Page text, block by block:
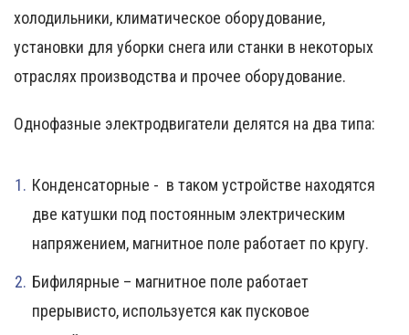
холодильники, климатическое оборудование,
установки для уборки снега или станки в некоторых
отраслях производства и прочее оборудование.
Однофазные электродвигатели делятся на два типа:
Конденсаторные - в таком устройстве находятся
две катушки под постоянным электрическим
напряжением, магнитное поле работает по кругу.
Бифилярные – магнитное поле работает
прерывисто, используется как пусковое